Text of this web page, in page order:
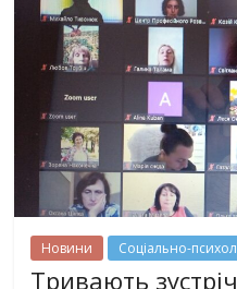
Новини Соціально-
Тривають